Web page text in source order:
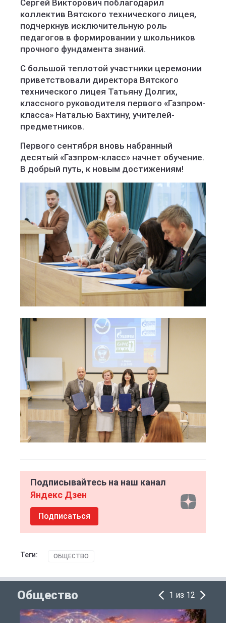
Сергей Викторович поблагодарил
коллектив Вятского технического лицея,
подчеркнув исключительную роль
педагогов в формировании у школьников
прочного фундамента знаний.
С большой теплотой участники церемонии
приветствовали директора Вятского
технического лицея Татьяну Долгих,
классного руководителя первого «Газпром-
класса» Наталью Бахтину, учителей-
предметников.
Первого сентября вновь набранный
десятый «Газпром-класс» начнет обучение.
В добрый путь, к новым достижениям!
Подписывайтесь на наш канал
Яндекс Дзен
Подписаться
Теги: ОБЩЕСТВО
Общество 1 из 12